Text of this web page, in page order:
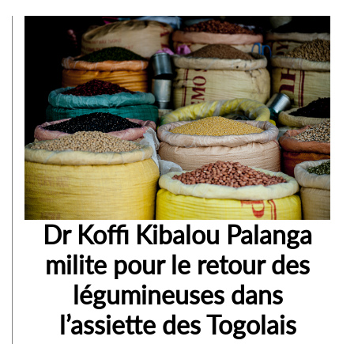
Dr Koffi Kibalou Palanga
milite pour le retour des
légumineuses dans
l’assiette des Togolais